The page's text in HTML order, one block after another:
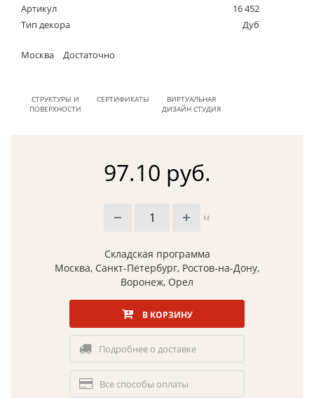
Артикул
16 452
Тип декора
Дуб
Москва Достаточно
СТРУКТУРЫ И
ПОВЕРХНОСТИ
СЕРТИФИКАТЫ
ВИРТУАЛЬНАЯ
ДИЗАЙН СТУДИЯ
97.10 руб.
м
Складская программа
Москва, Санкт-Петербург, Ростов-на-Дону,
Воронеж, Орел
В КОРЗИНУ
Подробнее о доставке
Все способы оплаты